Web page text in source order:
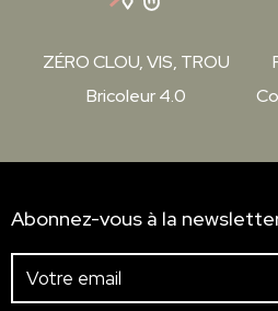
ZÉRO CLOU, VIS, TROU
Bricoleur 4.0
Abonnez-vous à la